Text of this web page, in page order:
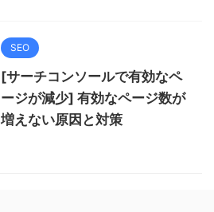
SEO
[サーチコンソールで有効なペ
ージが減少] 有効なページ数が
増えない原因と対策